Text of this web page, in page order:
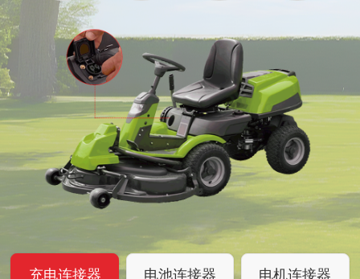
充电连接器 电池连接器 电机连接器